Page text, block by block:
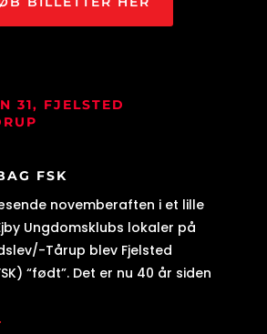
31, FJELSTED
FSK
novemberaften i et lille
Ungdomsklubs lokaler på
Tårup blev Fjelsted
“født”. Det er nu 40 år siden